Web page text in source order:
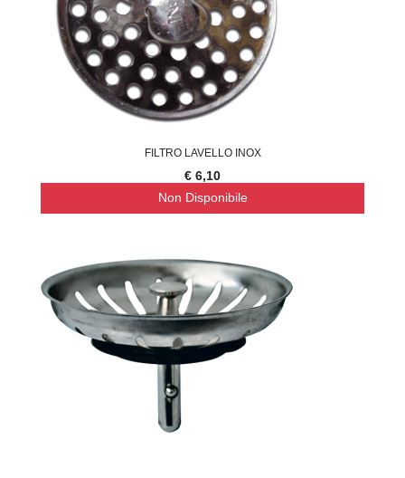
FILTRO LAVELLO INOX
€ 6,10
Non Disponibile